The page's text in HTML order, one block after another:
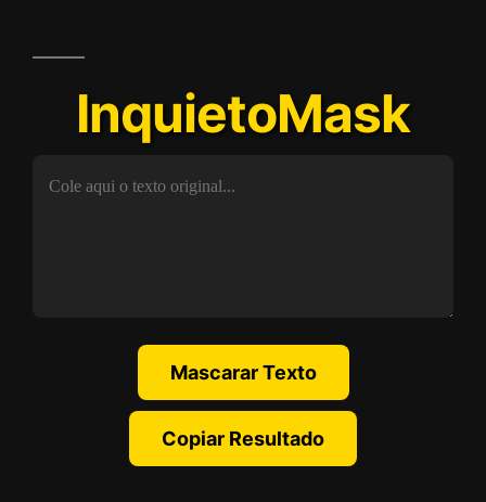
InquietoMask
Mascarar Texto
Copiar Resultado